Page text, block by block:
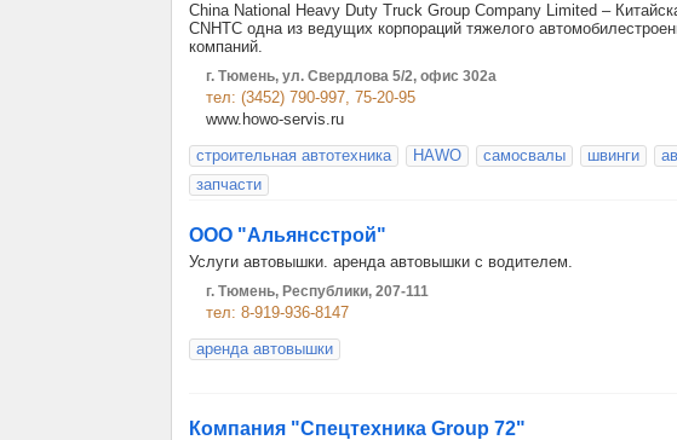
China National Heavy Duty Truck Group Company Limited –
CNHTC одна из ведущих корпораций тяжелого
компаний.
г. Тюмень, ул. Свердлова 5/2, офис 302а
тел: (3452) 790-997, 75-20-95
www.howo-servis.ru
строительная автотехника
HAWO самосвалы швинги
запчасти
ООО "Альянсстрой"
Услуги автовышки. аренда автовышки с водителем.
г. Тюмень, Республики, 207-111
тел: 8-919-936-8147
аренда автовышки
Компания "Спецтехника Group 72"